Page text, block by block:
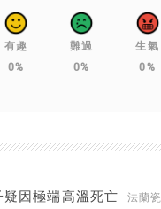
有趣
0%
難過
0%
生氣
0%
因極端高溫死亡 法蘭瓷